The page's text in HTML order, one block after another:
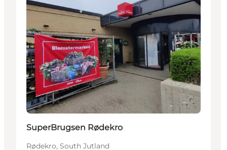
SuperBrugsen Rødekro
Rødekro, South Jutland